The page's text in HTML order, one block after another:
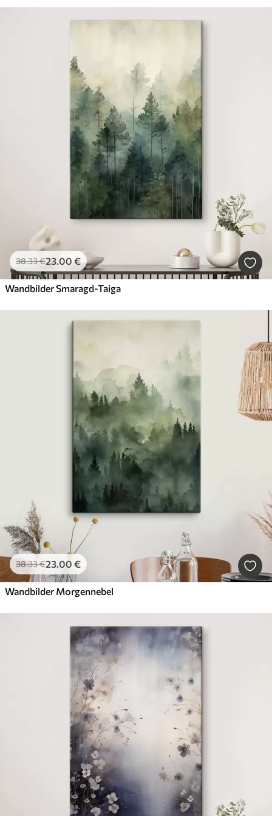
38.33€23.00 €
Wandbilder Smaragd-Taiga
38.33€23.00 €
Wandbilder Morgennebel